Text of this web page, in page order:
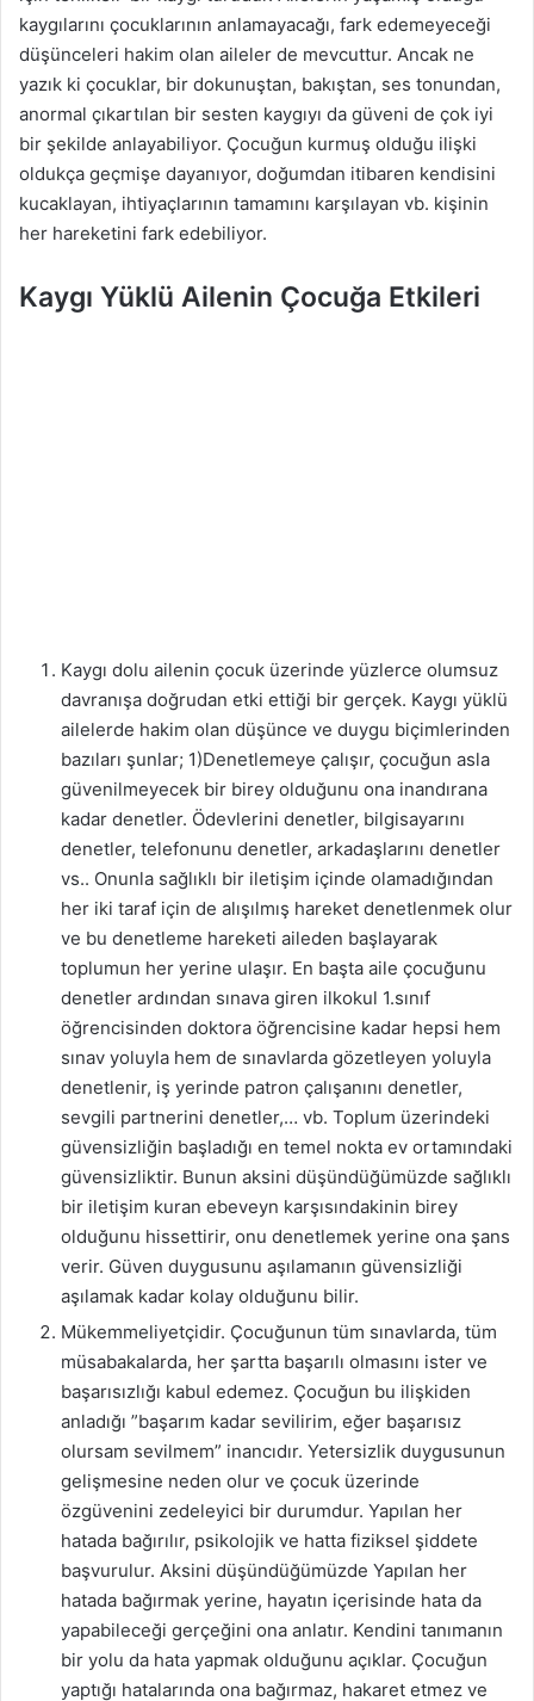
kaygılarını çocuklarının anlamayacağı, fark edemeyeceği
düşünceleri hakim olan aileler de mevcuttur. Ancak ne
yazık ki çocuklar, bir dokunuştan, bakıştan, ses tonundan,
anormal çıkartılan bir sesten kaygıyı da güveni de çok iyi
bir şekilde anlayabiliyor. Çocuğun kurmuş olduğu ilişki
oldukça geçmişe dayanıyor, doğumdan itibaren kendisini
kucaklayan, ihtiyaçlarının tamamını karşılayan vb. kişinin
her hareketini fark edebiliyor.
Kaygı Yüklü Ailenin Çocuğa Etkileri
Kaygı dolu ailenin çocuk üzerinde yüzlerce olumsuz
davranışa doğrudan etki ettiği bir gerçek. Kaygı yüklü
ailelerde hakim olan düşünce ve duygu biçimlerinden
bazıları şunlar; 1)Denetlemeye çalışır, çocuğun asla
güvenilmeyecek bir birey olduğunu ona inandırana
kadar denetler. Ödevlerini denetler, bilgisayarını
denetler, telefonunu denetler, arkadaşlarını denetler
vs.. Onunla sağlıklı bir iletişim içinde olamadığından
her iki taraf için de alışılmış hareket denetlenmek olur
ve bu denetleme hareketi aileden başlayarak
toplumun her yerine ulaşır. En başta aile çocuğunu
denetler ardından sınava giren ilkokul 1.sınıf
öğrencisinden doktora öğrencisine kadar hepsi hem
sınav yoluyla hem de sınavlarda gözetleyen yoluyla
denetlenir, iş yerinde patron çalışanını denetler,
sevgili partnerini denetler,… vb. Toplum üzerindeki
güvensizliğin başladığı en temel nokta ev ortamındaki
güvensizliktir. Bunun aksini düşündüğümüzde sağlıklı
bir iletişim kuran ebeveyn karşısındakinin birey
olduğunu hissettirir, onu denetlemek yerine ona şans
verir. Güven duygusunu aşılamanın güvensizliği
aşılamak kadar kolay olduğunu bilir.
Mükemmeliyetçidir. Çocuğunun tüm sınavlarda, tüm
müsabakalarda, her şartta başarılı olmasını ister ve
başarısızlığı kabul edemez. Çocuğun bu ilişkiden
anladığı ”başarım kadar sevilirim, eğer başarısız
olursam sevilmem” inancıdır. Yetersizlik duygusunun
gelişmesine neden olur ve çocuk üzerinde
özgüvenini zedeleyici bir durumdur. Yapılan her
hatada bağırılır, psikolojik ve hatta fiziksel şiddete
başvurulur. Aksini düşündüğümüzde Yapılan her
hatada bağırmak yerine, hayatın içerisinde hata da
yapabileceği gerçeğini ona anlatır. Kendini tanımanın
bir yolu da hata yapmak olduğunu açıklar. Çocuğun
yaptığı hatalarında ona bağırmaz, hakaret etmez ve